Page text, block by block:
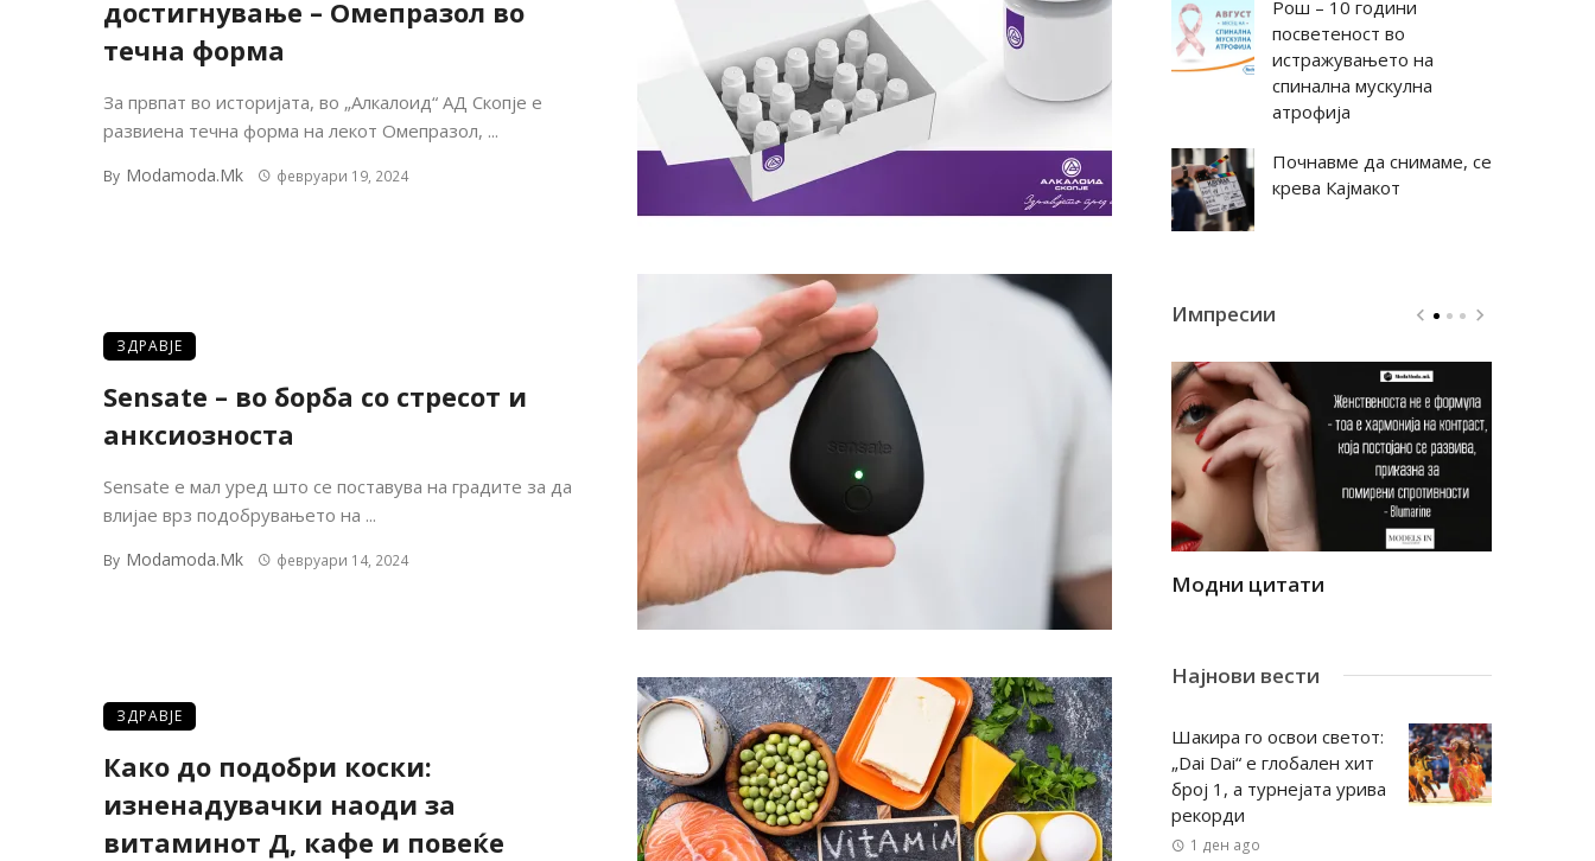
достигнување – Омепразол во
течна форма
За првпат во историјата, во „Алкалоид“ АД Скопје е
развиена течна форма на лекот Омепразол, ...
By Modamoda.mk февруари 19, 2024
ЗДРАВЈЕ
Sensate – во борба со стресот и
анксиозноста
Sensate е мал уред што се поставува на градите за да
влијае врз подобрувањето на ...
By Modamoda.mk февруари 14, 2024
ЗДРАВЈЕ
Како до подобри коски:
изненадувачки наоди за
витаминот Д, кафе и повеќе
Рош – 10 години
посветеност во
истражувањето на
спинална мускулна
атрофија
Почнавме да снимаме, се
крева Кајмакот
Импресии
Модни цитати Модни цитати
Најнови вести
Шакира го освои светот:
„Dai Dai“ е глобален хит
број 1, а турнејата урива
рекорди
1 ден ago